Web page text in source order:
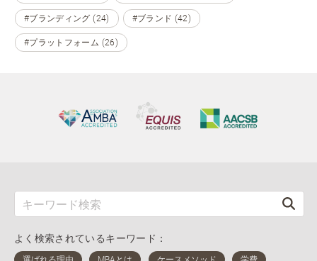
#ブランディング (24) #ブランド (42)
#プラットフォーム (26)
よく検索されているキーワード：